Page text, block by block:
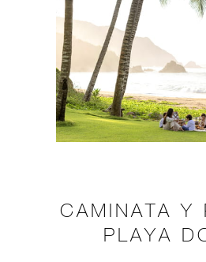
CAMINATA Y
PLAYA